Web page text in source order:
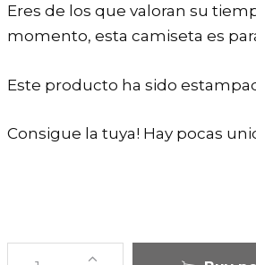
Eres de los que valoran su
momento, esta camiseta es
Este producto ha sido
Consigue la tuya! Hay pocas